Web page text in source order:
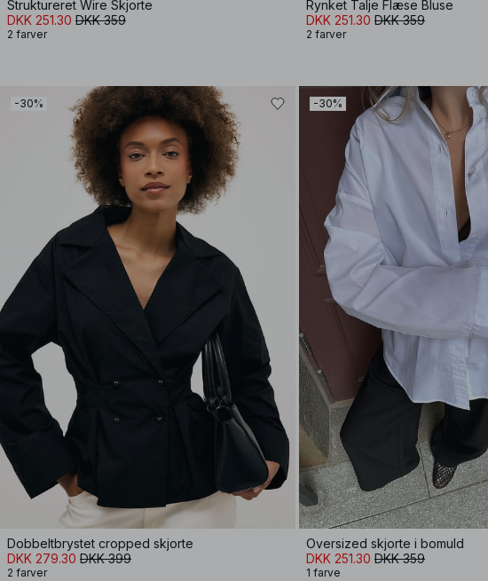
Struktureret Wire Skjorte
DKK 251.30 DKK 359
2 farver
Rynket Talje Flæse Bluse
DKK 251.30 DKK 359
2 farver
-30%
Dobbeltbrystet cropped skjorte
DKK 279.30 DKK 399
2 farver
-30%
Oversized skjorte i bomuld
DKK 251.30 DKK 359
1 farve